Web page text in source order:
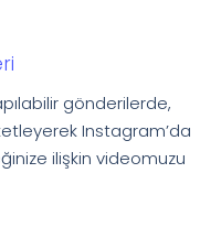
gönderilerde,
Instagram’da
ilişkin videomuzu